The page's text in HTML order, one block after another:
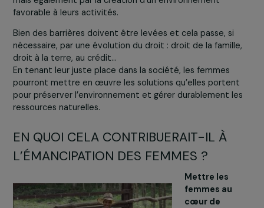
jouer le leur. Cela
commence avec
l’ éducationdes filles et
se poursuit avec
l’alphabétisation et la
formation
professionnelle des femmes, qui permettent de
leurs capacités d’agir. Cela passe aussi par un appui à
mais également par la création d’un environnement
favorable à leurs activités.
Bien des barrières doivent être levées et cela passe, si
nécessaire, par une évolution du droit : droit de la
droit à la terre, au crédit…